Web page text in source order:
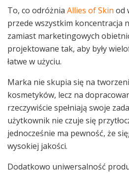
To, co odróżnia Allies of Skin od
przede wszystkim koncentracja
zamiast marketingowych
projektowane tak, aby były
łatwe w użyciu.
Marka nie skupia się na
kosmetyków, lecz na
rzeczywiście spełniają swoje
użytkownik nie czuje się
jednocześnie ma pewność, że
wysokiej jakości.
Dodatkowo uniwersalność